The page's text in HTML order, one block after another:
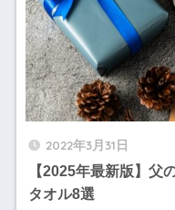
2022年3月31日
【2025年最新版】父
タオル8選